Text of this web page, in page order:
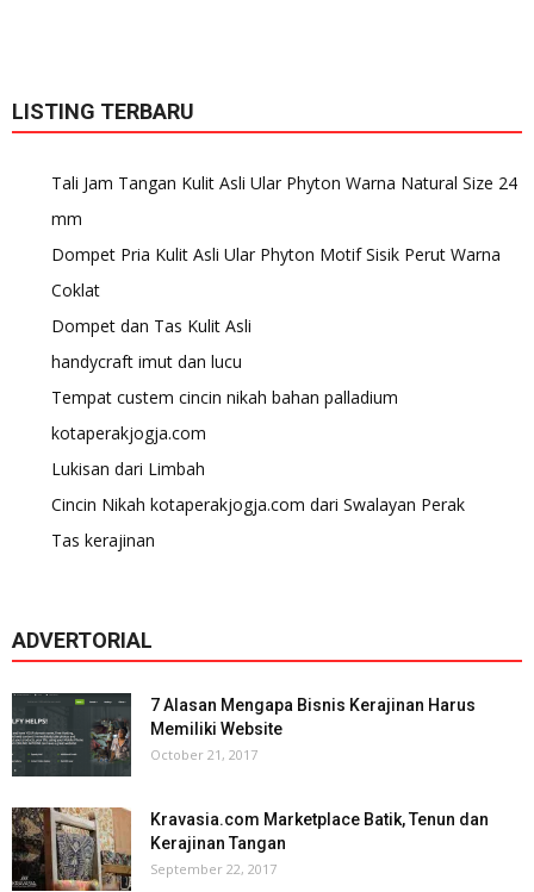
LISTING TERBARU
Tali Jam Tangan Kulit Asli Ular Phyton Warna Natural Size 24
mm
Dompet Pria Kulit Asli Ular Phyton Motif Sisik Perut Warna
Coklat
Dompet dan Tas Kulit Asli
handycraft imut dan lucu
Tempat custem cincin nikah bahan palladium
kotaperakjogja.com
Lukisan dari Limbah
Cincin Nikah kotaperakjogja.com dari Swalayan Perak
Tas kerajinan
ADVERTORIAL
7 Alasan Mengapa Bisnis Kerajinan Harus
Memiliki Website
October 21, 2017
Kravasia.com Marketplace Batik, Tenun dan
Kerajinan Tangan
September 22, 2017